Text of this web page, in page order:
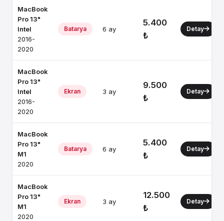
MacBook
Pro 13"
Intel
2016-
2020
Batarya 6 ay
5.400
₺
Detay
MacBook
Pro 13"
Intel
2016-
2020
Ekran 3 ay
9.500
₺
Detay
MacBook
Pro 13"
M1
2020
Batarya 6 ay
5.400
₺
Detay
MacBook
Pro 13"
M1
2020
Ekran 3 ay
12.500
₺
Detay